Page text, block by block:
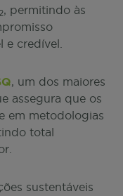
2, permitindo às
credível.
, um dos maiores
assegura que os
em metodologias
total
sustentáveis